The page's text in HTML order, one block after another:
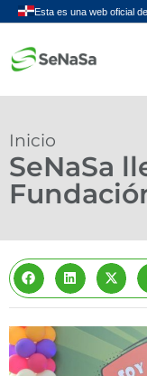
Inicio
SeNaSa